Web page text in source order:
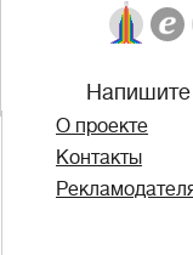
О проекте
Контакты